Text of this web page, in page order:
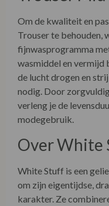
wasmiddel en vermijd
de lucht drogen en
nodig. Door
verleng je de
modegebruik.
Over White
White Stuff is een
om zijn eigentijdse,
hoogwaardige
productiemethoden.
focus op